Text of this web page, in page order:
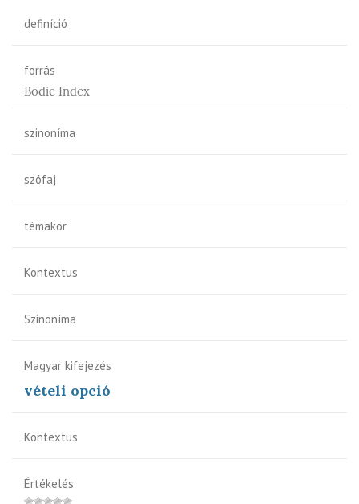
definíció
forrás
Bodie Index
szinoníma
szófaj
témakör
Kontextus
Szinoníma
Magyar kifejezés
vételi opció
Kontextus
Értékelés